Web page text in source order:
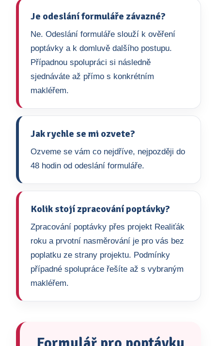
Je odeslání formuláře závazné?
Ne. Odeslání formuláře slouží k ověření
poptávky a k domluvě dalšího postupu.
Případnou spolupráci si následně
sjednáváte až přímo s konkrétním
makléřem.
Jak rychle se mi ozvete?
Ozveme se vám co nejdříve, nejpozději do
48 hodin od odeslání formuláře.
Kolik stojí zpracování poptávky?
Zpracování poptávky přes projekt Realiťák
roku a prvotní nasměrování je pro vás bez
poplatku ze strany projektu. Podmínky
případné spolupráce řešíte až s vybraným
makléřem.